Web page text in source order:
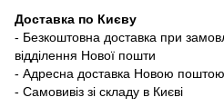
Доставка по Києву
- Безкоштовна доставка при
відділення Нової пошти
- Адресна доставка Новою поштою
- Самовивіз зі складу в Києві